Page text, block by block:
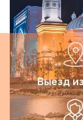
Выезд